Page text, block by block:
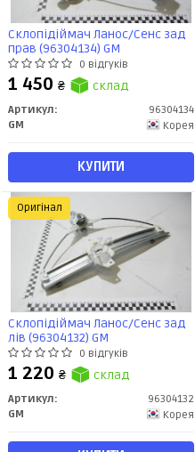
Склопідіймач Ланос/Сенс зад
прав (96304134) GM
0 відгуків
1 450 ₴ склад
Артикул:
96304134
GM
Корея
КУПИТИ
Склопідіймач Ланос/Сенс зад
лів (96304132) GM
0 відгуків
1 220 ₴ склад
Артикул:
96304132
GM
Корея
Оригінал